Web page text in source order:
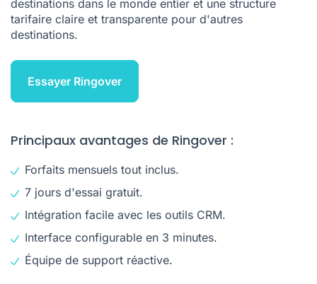
destinations dans le monde entier et une structure
tarifaire claire et transparente pour d'autres
destinations.
Essayer Ringover
Principaux avantages de Ringover :
Forfaits mensuels tout inclus.
7 jours d'essai gratuit.
Intégration facile avec les outils CRM.
Interface configurable en 3 minutes.
Équipe de support réactive.